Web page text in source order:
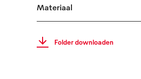
Materiaal
Folder downloaden